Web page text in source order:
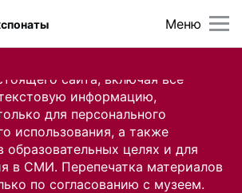
сайта, включая все
информацию,
для персонального
использования, а также
образовательных целях и для
в СМИ. Перепечатка материалов
по согласованию с музеем.
Меню